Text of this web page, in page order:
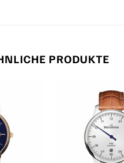
PRODUKTE